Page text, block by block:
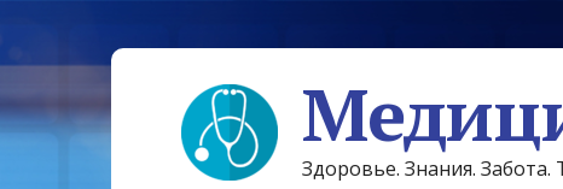
Здоровье. Знания.